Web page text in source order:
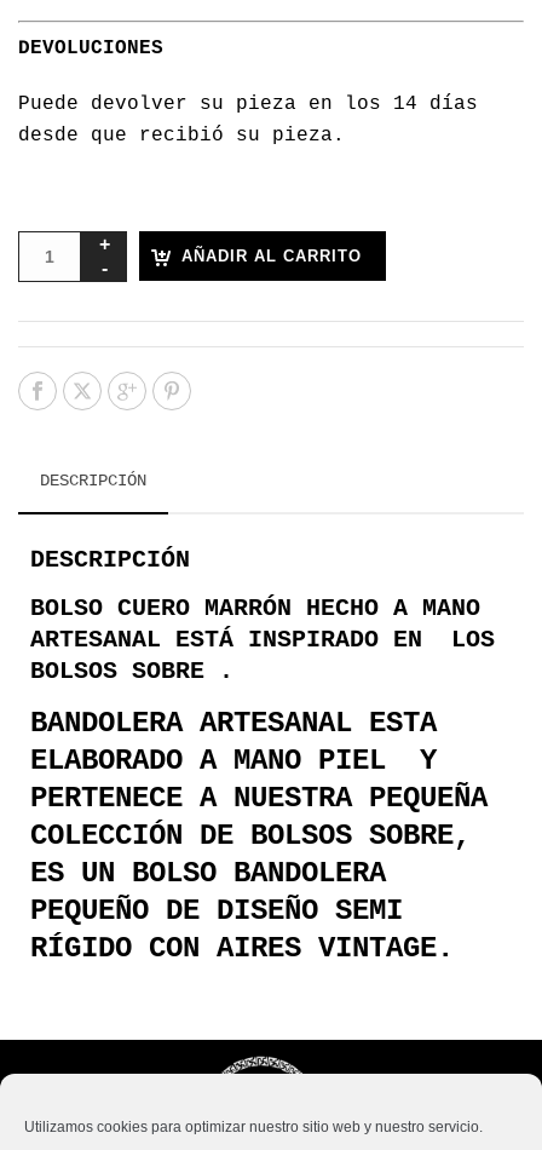
Utilizamos cookies para optimizar nuestro sitio web y nuestro servicio.
DEVOLUCIONES
Puede devolver su pieza en los 14 días
desde que recibió su pieza.
AÑADIR AL CARRITO
DESCRIPCIÓN
DESCRIPCIÓN
BOLSO CUERO MARRÓN HECHO A MANO
ARTESANAL ESTÁ INSPIRADO EN LOS
BOLSOS SOBRE .
BANDOLERA ARTESANAL ESTA
ELABORADO A MANO PIEL Y
PERTENECE A NUESTRA PEQUEÑA
COLECCIÓN DE BOLSOS SOBRE,
ES UN BOLSO BANDOLERA
PEQUEÑO DE DISEÑO SEMI
RÍGIDO CON AIRES VINTAGE.